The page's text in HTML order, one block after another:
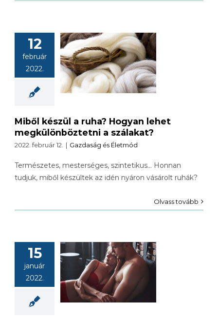
12
február
2022.
készül a
Hogyan
Miből készül a ruha? Hogyan lehet
megkülönböztetni a szálakat?
2022. február 12. | Gazdaság és Életmód
Természetes, mesterséges, szintetikus… Honnan
tudjuk, miből készültek az idén nyáron vásárolt ruhák?
Olvass tovább
15
január
2022.
szex
is jár